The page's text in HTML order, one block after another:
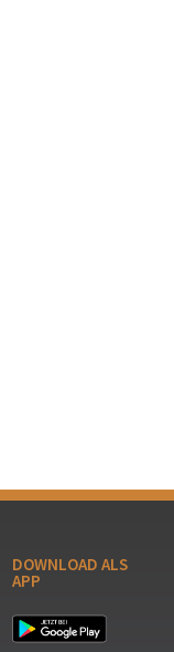
DOWNLOAD ALS
APP